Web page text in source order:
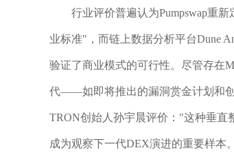
行业评价普遍认为Pumpswap重
业标准"，而链上数据分析平台Dune
验证了商业模式的可行性。尽管存在
代——如即将推出的漏洞赏金计划和
TRON创始人孙宇晨评价："这种垂直
成为观察下一代DEX演进的重要样本。